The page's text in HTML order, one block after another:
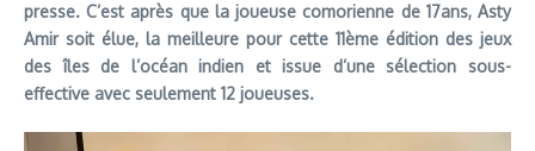
presse. C’est après que la joueuse comorienne de 17ans, Asty
Amir soit élue, la meilleure pour cette 11ème édition des jeux
des îles de l’océan indien et issue d’une sélection sous-
effective avec seulement 12 joueuses.